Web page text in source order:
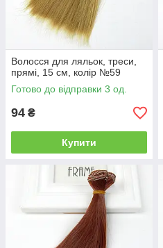
Волосся для ляльок, треси,
прямі, 15 см, колір №59
Готово до відправки 3 од.
94 ₴
Купити